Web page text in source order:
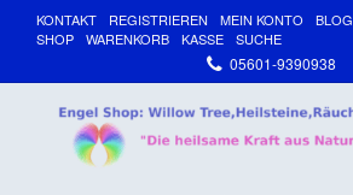
KONTAKT REGISTRIEREN MEIN KONTO BLOG
SHOP
WARENKORB KASSE SUCHE
05601-9390938